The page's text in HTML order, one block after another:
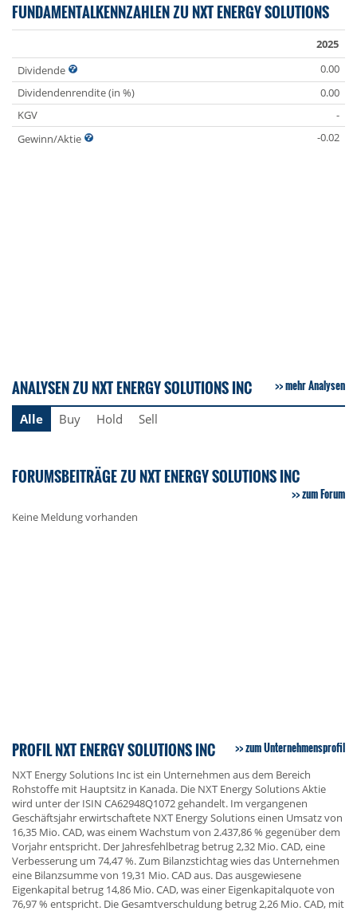
FUNDAMENTALKENNZAHLEN ZU NXT ENERGY SOLUTIONS
2025
Dividende
0.00
Dividendenrendite (in %)
0.00
KGV
-
Gewinn/Aktie
-0.02
ANALYSEN ZU NXT ENERGY SOLUTIONS INC mehr Analysen
Alle Buy Hold Sell
FORUMSBEITRÄGE ZU NXT ENERGY SOLUTIONS INC
zum Forum
Keine Meldung vorhanden
PROFIL NXT ENERGY SOLUTIONS INC zum Unternehmensprofil
NXT Energy Solutions Inc ist ein Unternehmen aus dem Bereich
Rohstoffe mit Hauptsitz in Kanada. Die NXT Energy Solutions Aktie
wird unter der ISIN CA62948Q1072 gehandelt. Im vergangenen
Geschäftsjahr erwirtschaftete NXT Energy Solutions einen Umsatz von
16,35 Mio. CAD, was einem Wachstum von 2.437,86 % gegenüber dem
Vorjahr entspricht. Der Jahresfehlbetrag betrug 2,32 Mio. CAD, eine
Verbesserung um 74,47 %. Zum Bilanzstichtag wies das Unternehmen
eine Bilanzsumme von 19,31 Mio. CAD aus. Das ausgewiesene
Eigenkapital betrug 14,86 Mio. CAD, was einer Eigenkapitalquote von
76,97 % entspricht. Die Gesamtverschuldung betrug 2,26 Mio. CAD, mit